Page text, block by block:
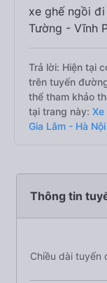
xe ghế ngồi
Tường - Vĩnh
Trả lời: Hiện tại
trên tuyến
thể tham khảo
tại trang này:
Gia Lâm - Hà Nội
Thông tin
Chiều dài tuyến